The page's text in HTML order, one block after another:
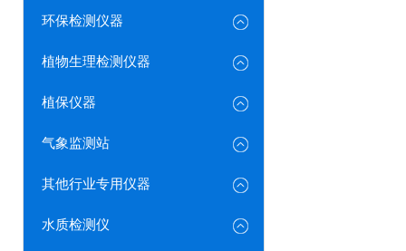
环保检测仪器
植物生理检测仪器
植保仪器
气象监测站
其他行业专用仪器
水质检测仪